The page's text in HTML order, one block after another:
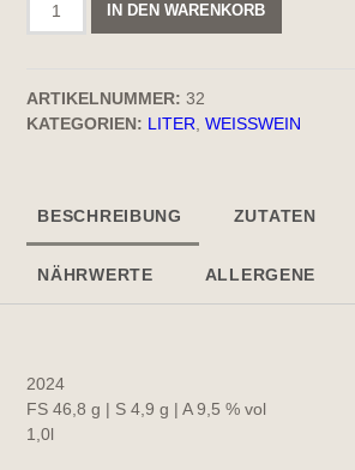
IN DEN WARENKORB
ARTIKELNUMMER: 32
KATEGORIEN: LITER ,WEISSWEIN
BESCHREIBUNG ZUTATEN
NÄHRWERTE ALLERGENE
2024
FS 46,8 g | S 4,9 g | A 9,5 % vol
1,0l